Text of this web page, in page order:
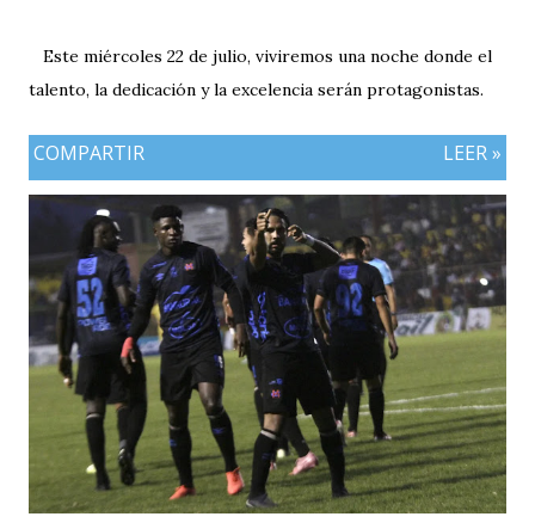
Este miércoles 22 de julio, viviremos una noche donde el
talento, la dedicación y la excelencia serán protagonistas.
COMPARTIR LEER »